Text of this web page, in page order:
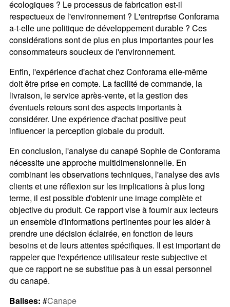
écologiques ? Le processus de fabrication est-il
respectueux de l'environnement ? L'entreprise Conforama
a-t-elle une politique de développement durable ? Ces
considérations sont de plus en plus importantes pour les
consommateurs soucieux de l'environnement.
Enfin, l'expérience d'achat chez Conforama elle-même
doit être prise en compte. La facilité de commande, la
livraison, le service après-vente, et la gestion des
éventuels retours sont des aspects importants à
considérer. Une expérience d'achat positive peut
influencer la perception globale du produit.
En conclusion, l'analyse du canapé Sophie de Conforama
nécessite une approche multidimensionnelle. En
combinant les observations techniques, l'analyse des avis
clients et une réflexion sur les implications à plus long
terme, il est possible d'obtenir une image complète et
objective du produit. Ce rapport vise à fournir aux lecteurs
un ensemble d'informations pertinentes pour les aider à
prendre une décision éclairée, en fonction de leurs
besoins et de leurs attentes spécifiques. Il est important de
rappeler que l'expérience utilisateur reste subjective et
que ce rapport ne se substitue pas à un essai personnel
du canapé.
Balises: #Canape